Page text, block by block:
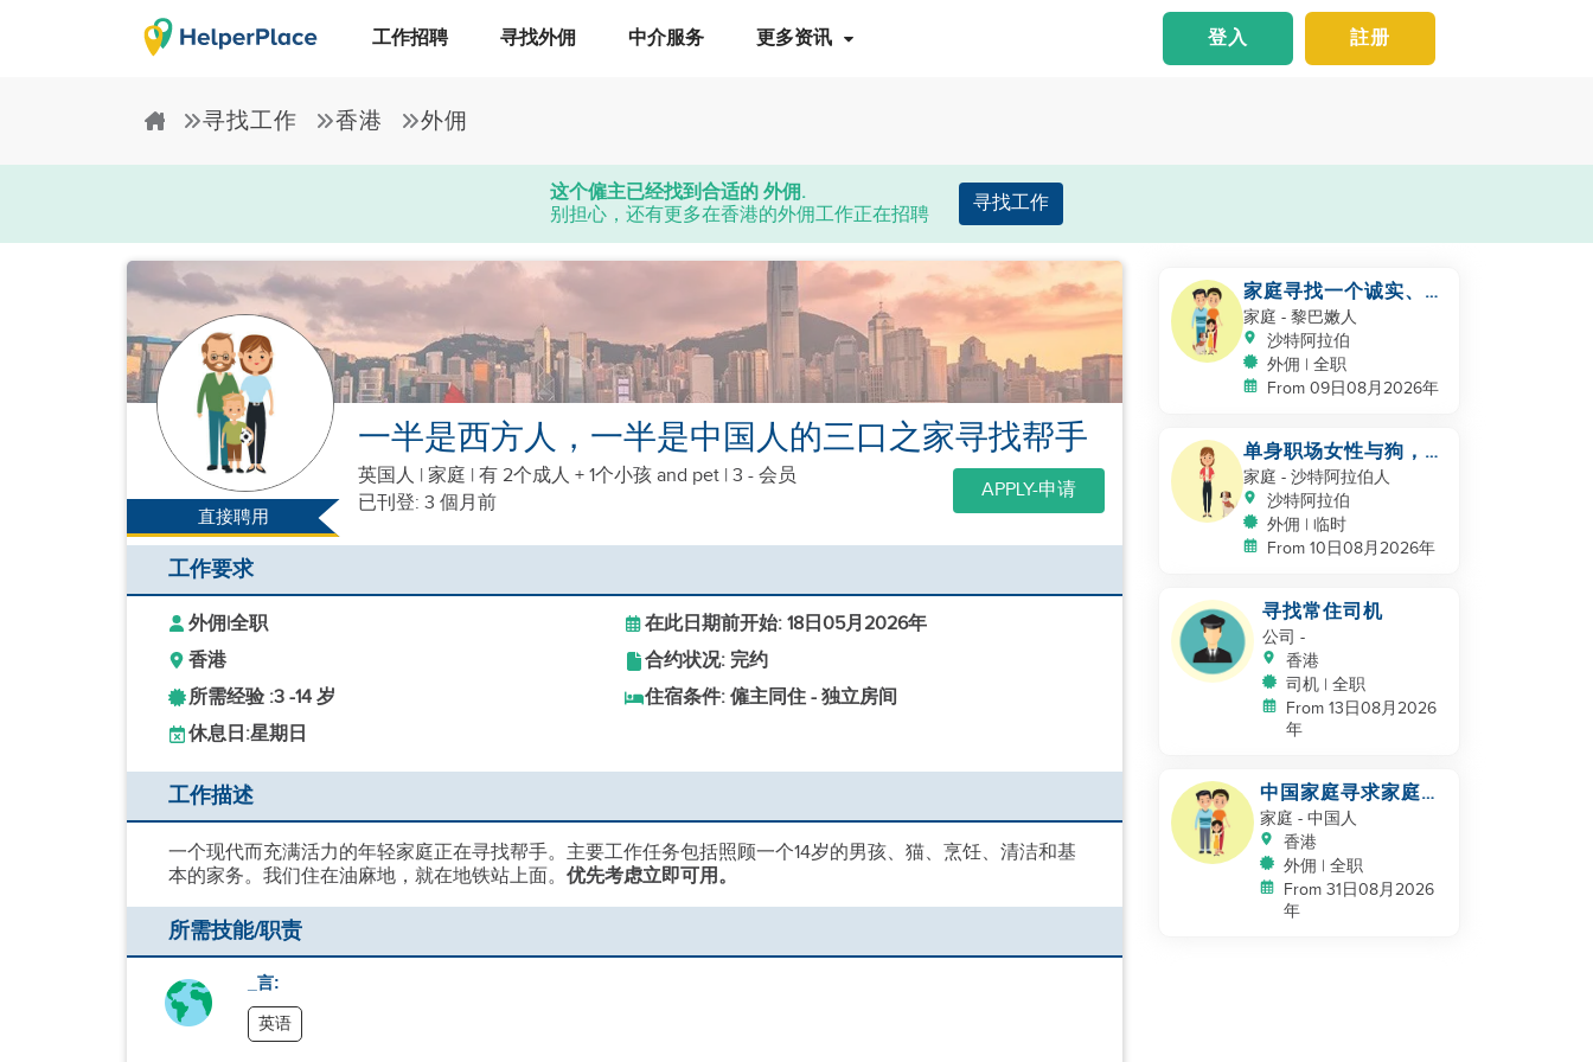
工作招聘 寻找外佣 中介服务 更多资讯 註册
登入
寻找工作 香港 外佣
这个僱主已经找到合适的 外佣.
别担心，还有更多在香港的外佣工作正在招聘
寻找工作
直接聘用
一半是西方人，一半是中国人的三口之家寻找帮手
英国人 | 家庭 | 有 2个成人 + 1个小孩 and pet | 3 - 会员
已刊登: 3 個月前
APPLY-申请
工作要求
外佣|全职
在此日期前开始: 18日05月2026年
香港
合约状况: 完约
所需经验 :3 -14 岁
住宿条件: 僱主同住 - 独立房间
休息日:星期日
工作描述
一个现代而充满活力的年轻家庭正在寻找帮手。主要工作任务包括照顾一个14岁的男孩、猫、烹饪、清洁和基
本的家务。我们住在油麻地，就在地铁站上面。 优先考虑立即可用。
所需技能/职责
_言:
英语
家庭寻找一个诚实、善
良、勤奋的工作者
家庭 - 黎巴嫩人
沙特阿拉伯
外佣 | 全职
From 09日08月2026年
单身职场女性与狗，北
Riyadh
家庭 - 沙特阿拉伯人
沙特阿拉伯
外佣 | 临时
From 10日08月2026年
寻找常住司机
公司 -
香港
司机 | 全职
From 13日08月2026
年
中国家庭寻求家庭帮
手
家庭 - 中国人
香港
外佣 | 全职
From 31日08月2026
年